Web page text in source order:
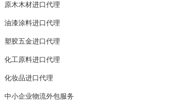
原木木材进口代理
油漆涂料进口代理
塑胶五金进口代理
化工原料进口代理
化妆品进口代理
中小企业物流外包服务